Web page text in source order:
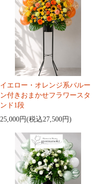
イエロー・オレンジ系バルー
ン付きおまかせフラワースタ
ンド1段
25,000円(税込27,500円)